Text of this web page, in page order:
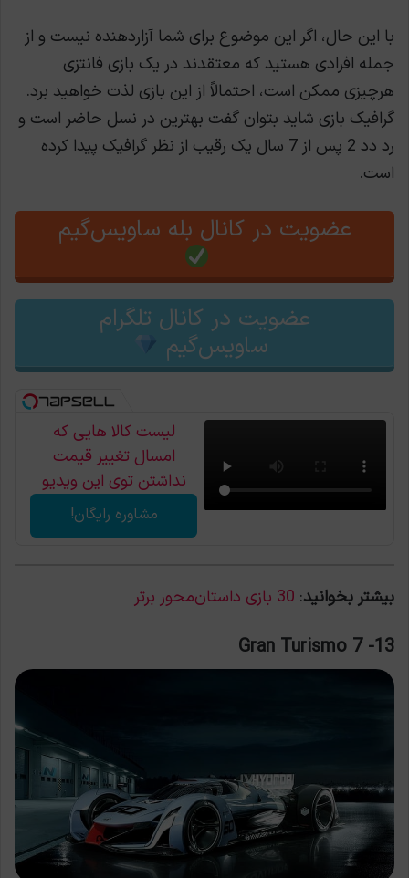
با این حال، اگر این موضوع برای شما آزاردهنده نیست و از
جمله افرادی هستید که معتقدند در یک بازی فانتزی
هرچیزی ممکن است، احتمالاً از این بازی لذت خواهید برد.
گرافیک بازی شاید بتوان گفت بهترین در نسل حاضر است و
رد دد 2 پس از 7 سال یک رقیب از نظر گرافیک پیدا کرده
است.
عضویت در کانال بله ساویس‌گیم
عضویت در کانال تلگرام
ساویس‌گیم
لیست کالا هایی که
امسال تغییر قیمت
نداشتن توی این ویدیو
اعلام شد
مشاوره رایگان!
بیشتر بخوانید: 30 بازی داستان‌محور برتر
13- Gran Turismo 7